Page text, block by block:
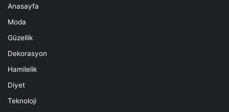
Anasayfa
Moda
Güzellik
Dekorasyon
Hamilelik
Diyet
Teknoloji